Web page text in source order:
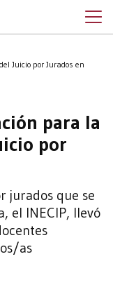
Juicio por Jurados en
para la
por
jurados que se
el INECIP, llevó
as